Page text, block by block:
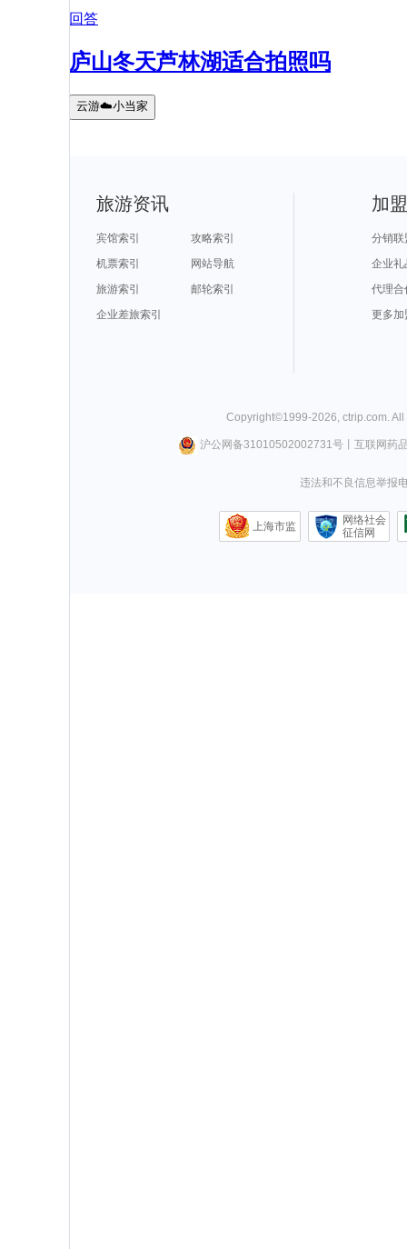
回答
庐山冬天芦林湖适合拍照吗
云游☁️小当家
旅游资讯
宾馆索引
攻略索引
机票索引
网站导航
旅游索引
邮轮索引
企业差旅索引
加
分销联
企业礼
代理合
更多加
Copyright©1999-2026 ctrip.com .
沪公网备31010502002731号丨 互联网药
违法和不良信息举报
上海市监
网络社会
征信网